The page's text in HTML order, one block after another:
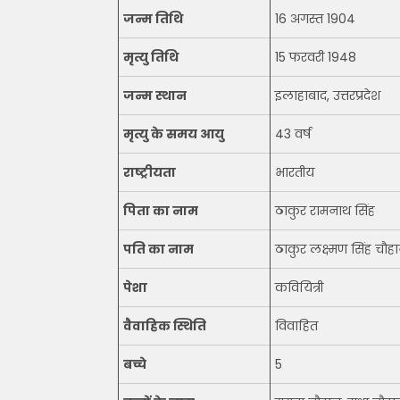
जन्म तिथि 16 अगस्त 1904
मृत्यु तिथि 15 फरवरी 1948
जन्म स्थान इलाहाबाद, उत्तरप्रदेश
मृत्यु के समय आयु 43 वर्ष
राष्ट्रीयता भारतीय
पिता का नाम ठाकुर रामनाथ सिंह
पति का नाम ठाकुर लक्ष्मण सिंह
पेशा कवियित्री
वैवाहिक स्थिति विवाहित
बच्चे 5